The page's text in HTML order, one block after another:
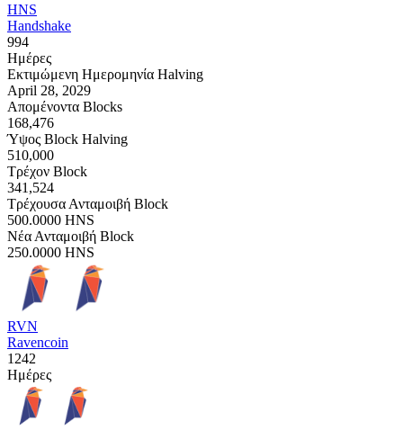
HNS
Handshake
994
Ημέρες
Εκτιμώμενη Ημερομηνία Halving
April 28, 2029
Απομένοντα Blocks
168,476
Ύψος Block Halving
510,000
Τρέχον Block
341,524
Τρέχουσα Ανταμοιβή Block
500.0000 HNS
Νέα Ανταμοιβή Block
250.0000 HNS
RVN
Ravencoin
1242
Ημέρες